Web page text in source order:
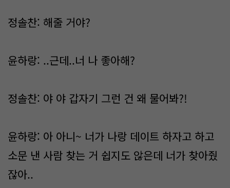
정솔찬: 해줄 거야?
윤하랑: ..근데..너 나 좋아해?
정솔찬: 야 야 갑자기 그런 건 왜 물어봐?!
윤하랑: 아 아니~ 너가 나랑 데이트 하자고 하고
소문 낸 사람 찾는 거 쉽지도 않은데 너가 찾아줬
잖아..